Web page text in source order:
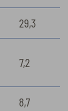
29,3
7,2
8,7